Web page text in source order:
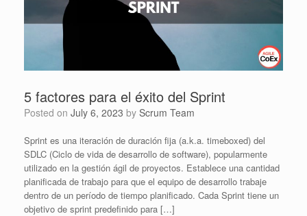
5 factores para el éxito del Sprint
Posted on July 6, 2023 by Scrum Team
Sprint es una iteración de duración fija (a.k.a. timeboxed) del
SDLC (Ciclo de vida de desarrollo de software), popularmente
utilizado en la gestión ágil de proyectos. Establece una cantidad
planificada de trabajo para que el equipo de desarrollo trabaje
dentro de un período de tiempo planificado. Cada Sprint tiene un
objetivo de sprint predefinido para […]